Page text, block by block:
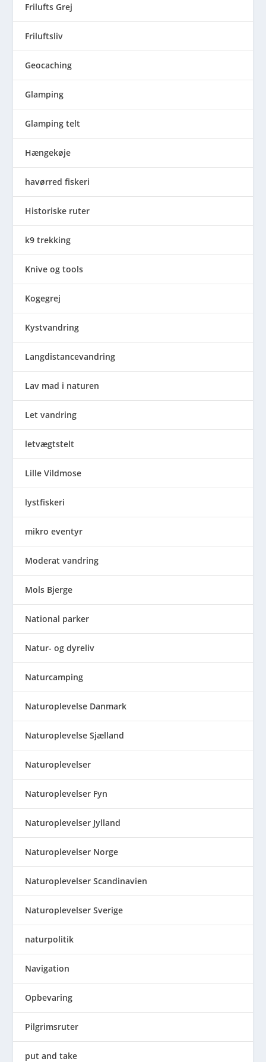
Frilufts Grej
Friluftsliv
Geocaching
Glamping
Glamping telt
Hængekøje
havørred fiskeri
Historiske ruter
k9 trekking
Knive og tools
Kogegrej
Kystvandring
Langdistancevandring
Lav mad i naturen
Let vandring
letvægtstelt
Lille Vildmose
lystfiskeri
mikro eventyr
Moderat vandring
Mols Bjerge
National parker
Natur- og dyreliv
Naturcamping
Naturoplevelse Danmark
Naturoplevelse Sjælland
Naturoplevelser
Naturoplevelser Fyn
Naturoplevelser Jylland
Naturoplevelser Norge
Naturoplevelser Scandinavien
Naturoplevelser Sverige
naturpolitik
Navigation
Opbevaring
Pilgrimsruter
put and take